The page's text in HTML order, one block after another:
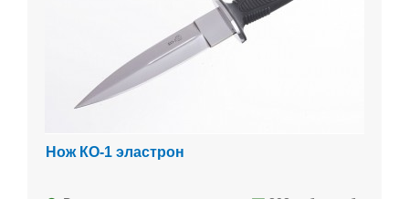
Нож КО-1 эластрон